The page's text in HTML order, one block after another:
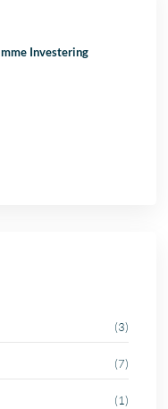
Investering
(3)
(7)
(1)